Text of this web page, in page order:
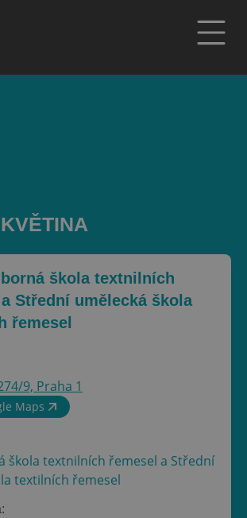
škola textnilních
Střední umělecká škola
řemesel
9, Praha 1
Maps
škola textnilních řemesel a Střední
textilních řemesel